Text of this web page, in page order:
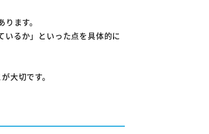
ます。
るか」といった点を具体的に
大切です。